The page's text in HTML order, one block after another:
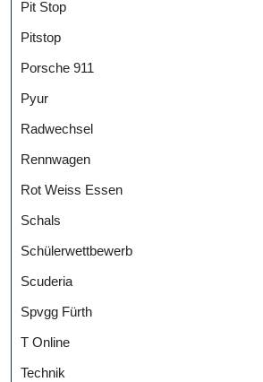
Pit Stop
Pitstop
Porsche 911
Pyur
Radwechsel
Rennwagen
Rot Weiss Essen
Schals
Schülerwettbewerb
Scuderia
Spvgg Fürth
T Online
Technik